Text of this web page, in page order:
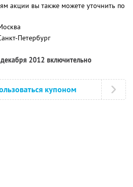
акции вы также можете уточнить по
Петербург
2012 включительно
купоном